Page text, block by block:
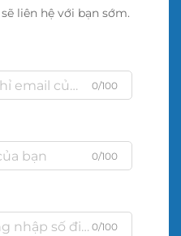
liên hệ với bạn sớm.
0/100
0/100
0/100